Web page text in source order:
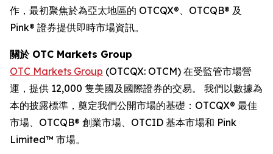
作，最初聚焦於為亞太地區的 OTCQX®、OTCQB® 及
Pink® 證券提供即時市場資訊。
關於 OTC Markets Group
OTC Markets Group (OTCQX: OTCM) 在受監管市場營
運，提供 12,000 隻美國及國際證券的交易。 我們以數據為
本的披露標準，奠定我們公開市場的基礎：OTCQX® 最佳
市場、OTCQB® 創業市場、OTCID 基本市場和 Pink
Limited™ 市場。